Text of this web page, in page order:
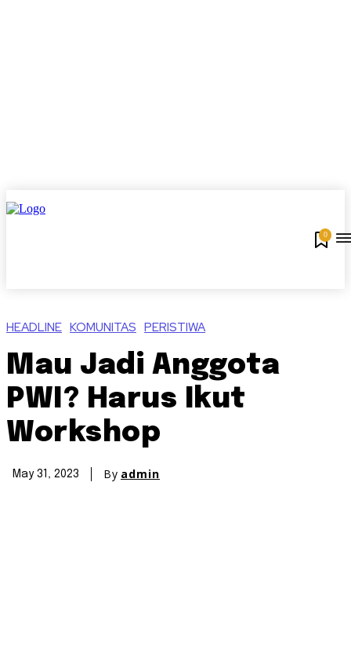
0
HEADLINE KOMUNITAS PERISTIWA
Mau Jadi Anggota
PWI? Harus Ikut
Workshop
May 31, 2023 By admin